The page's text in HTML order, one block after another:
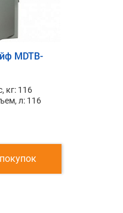
MDTB-
кг: 116
л: 116